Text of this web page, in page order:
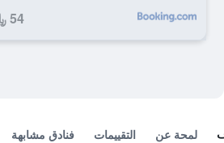
54 ﷼
لمحة عن التقييمات فنادق مشابهة